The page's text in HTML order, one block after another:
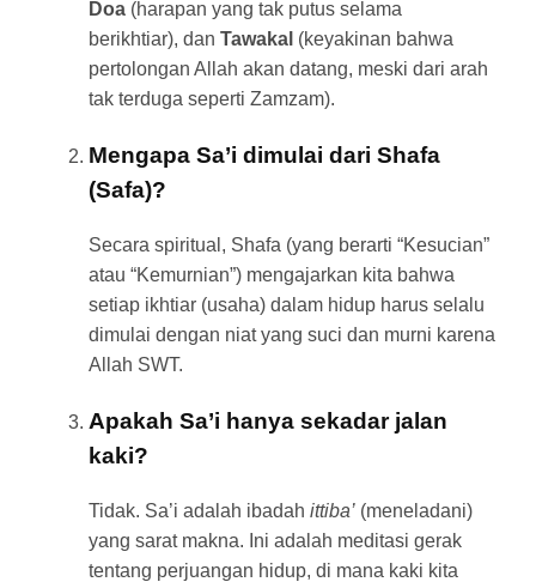
Doa(harapan yang tak putus selama
berikhtiar), dan Tawakal (keyakinan bahwa
pertolongan Allah akan datang, meski dari arah
tak terduga seperti Zamzam).
Mengapa Sa’i dimulai dari Shafa
(Safa)?
Secara spiritual, Shafa (yang berarti “Kesucian”
atau “Kemurnian”) mengajarkan kita bahwa
setiap ikhtiar (usaha) dalam hidup harus selalu
dimulai dengan niat yang suci dan murni karena
Allah SWT.
Apakah Sa’i hanya sekadar jalan
kaki?
Tidak. Sa’i adalah ibadah ittiba’(meneladani)
yang sarat makna. Ini adalah meditasi gerak
tentang perjuangan hidup, di mana kaki kita